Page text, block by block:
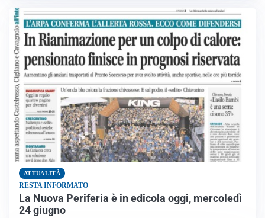
ATTUALITÀ
RESTA INFORMATO
La Nuova Periferia è in edicola oggi, mercoledì
24 giugno